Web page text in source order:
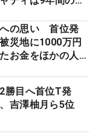
の思い 首位発
災地に1000万円
お金をほかの人
勝目へ首位T発
吉澤柚月ら5位